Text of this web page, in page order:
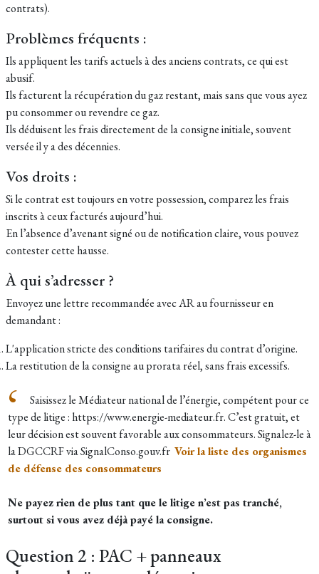
contrats).
Problèmes fréquents :
Ils appliquent les tarifs actuels à des anciens contrats, ce qui est
abusif.
Ils facturent la récupération du gaz restant, mais sans que vous ayez
pu consommer ou revendre ce gaz.
Ils déduisent les frais directement de la consigne initiale, souvent
versée il y a des décennies.
Vos droits :
Si le contrat est toujours en votre possession, comparez les frais
inscrits à ceux facturés aujourd’hui.
En l’absence d’avenant signé ou de notification claire, vous pouvez
contester cette hausse.
À qui s’adresser ?
Envoyez une lettre recommandée avec AR au fournisseur en
demandant :
L'application stricte des conditions tarifaires du contrat d’origine.
La restitution de la consigne au prorata réel, sans frais excessifs.
Saisissez le Médiateur national de l’énergie, compétent pour ce
type de litige : https://www.energie-mediateur.fr. C’est gratuit, et
leur décision est souvent favorable aux consommateurs. Signalez-le à
la DGCCRF via SignalConso.gouv.fr Voir la liste des organismes
de défense des consommateurs
Ne payez rien de plus tant que le litige n’est pas tranché,
surtout si vous avez déjà payé la consigne.
Question 2 : PAC + panneaux